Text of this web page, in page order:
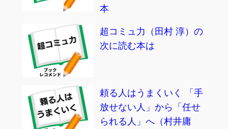
本
超コミュ力（田村 淳）の
次に読む本は
頼る人はうまくいく 「手
放せない人」から「任せ
られる人」へ（村井庸